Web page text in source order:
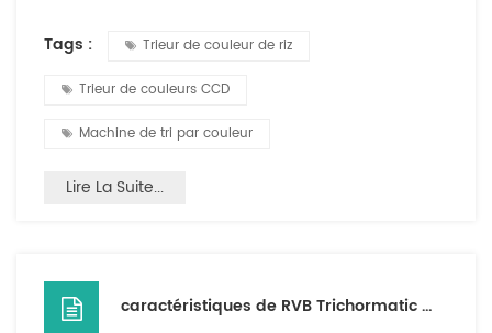
Notre trieur de couleursanalyser chaque détail et sélectionner
chaque matière première. un certain nombre d'innovation
technologique de brevet, mise en œuvre de haute qualité,
Tags : Trieur de couleur de riz
Trieur de couleurs CCD
Machine de tri par couleur
Lire La Suite...
caractéristiques de RVB Trichormatic machine de tri de couleur